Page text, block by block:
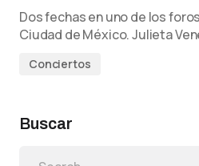
Dos fechas en uno de los
Ciudad de México. Julieta
Conciertos
Buscar